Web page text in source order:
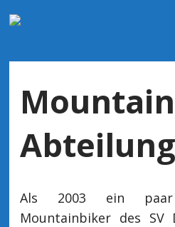
Abteilung
Als 2003 ein paar
Mountainbiker des SV